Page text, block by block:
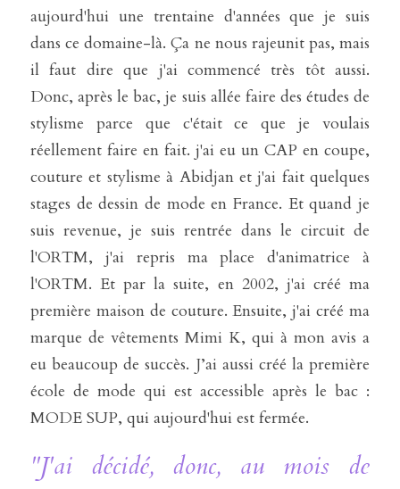
aujourd'hui une trentaine d'années que je suis
dans ce domaine-là. Ça ne nous rajeunit pas, mais
il faut dire que j'ai commencé très tôt aussi.
Donc, après le bac, je suis allée faire des études de
stylisme parce que c'était ce que je voulais
réellement faire en fait. j'ai eu un CAP en coupe,
couture et stylisme à Abidjan et j'ai fait quelques
stages de dessin de mode en France. Et quand je
suis revenue, je suis rentrée dans le circuit de
l'ORTM, j'ai repris ma place d'animatrice à
l'ORTM. Et par la suite, en 2002, j'ai créé ma
première maison de couture. Ensuite, j'ai créé ma
marque de vêtements Mimi K, qui à mon avis a
eu beaucoup de succès. J’ai aussi créé la première
école de mode qui est accessible après le bac :
MODE SUP, qui aujourd'hui est fermée.
"J'ai décidé, donc, au mois de